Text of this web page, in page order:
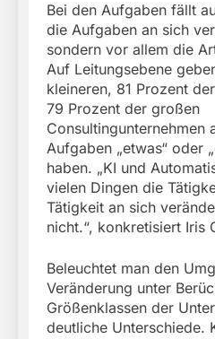
Bei den Aufgaben fällt
die Aufgaben an sich
sondern vor allem die
Auf Leitungsebene
kleineren, 81 Prozent
79 Prozent der großen
Consultingunternehmen
Aufgaben „etwas“ oder
haben. „KI und
vielen Dingen die
Tätigkeit an sich
nicht.“, konkretisiert Iris
Beleuchtet man den
Veränderung unter
Größenklassen der
deutliche Unterschiede.